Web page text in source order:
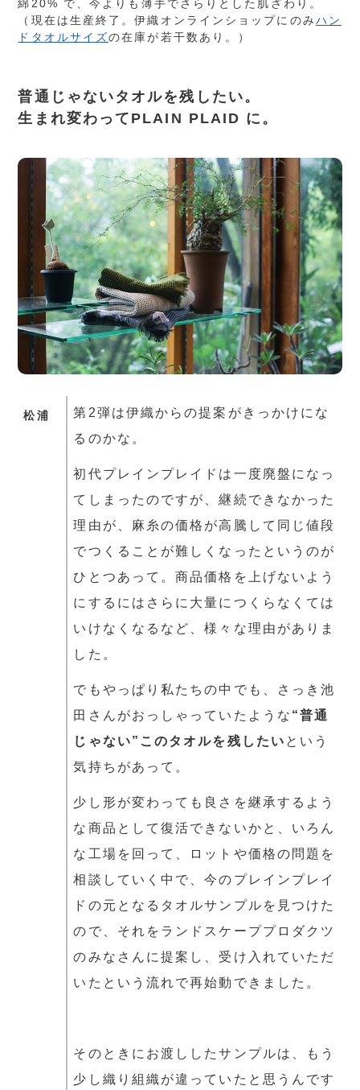
綿20% で、今よりも薄手でさらりとした肌ざわり。
（現在は生産終了。伊織オンラインショップにのみハン
ドタオルサイズの在庫が若干数あり。）
普通じゃないタオルを残したい。
生まれ変わってPLAIN PLAID に。
松浦
第2弾は伊織からの提案がきっかけにな
るのかな。
初代プレインプレイドは一度廃盤になっ
てしまったのですが、継続できなかった
理由が、麻糸の価格が高騰して同じ値段
でつくることが難しくなったというのが
ひとつあって。商品価格を上げないよう
にするにはさらに大量につくらなくては
いけなくなるなど、様々な理由がありま
した。
でもやっぱり私たちの中でも、さっき池
田さんがおっしゃっていたような “普通
じゃない”このタオルを残したい という
気持ちがあって。
少し形が変わっても良さを継承するよう
な商品として復活できないかと、いろん
な工場を回って、ロットや価格の問題を
相談していく中で、今のプレインプレイ
ドの元となるタオルサンプルを見つけた
ので、それをランドスケーププロダクツ
のみなさんに提案し、受け入れていただ
いたという流れで再始動できました。
そのときにお渡ししたサンプルは、もう
少し織り組織が違っていたと思うんです